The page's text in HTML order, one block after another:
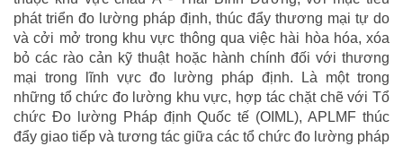
phát triển đo lường pháp định, thúc đẩy thương mại tự do
và cởi mở trong khu vực thông qua việc hài hòa hóa, xóa
bỏ các rào cản kỹ thuật hoặc hành chính đối với thương
mại trong lĩnh vực đo lường pháp định. Là một trong
những tổ chức đo lường khu vực, hợp tác chặt chẽ với Tổ
chức Đo lường Pháp định Quốc tế (OIML), APLMF thúc
đẩy giao tiếp và tương tác giữa các tổ chức đo lường pháp